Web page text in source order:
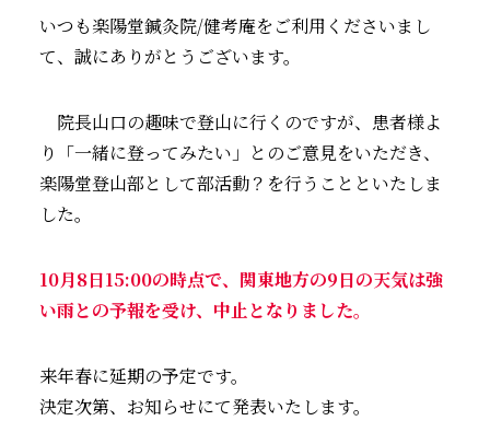
いつも楽陽堂鍼灸院/健考庵をご利用くださいまし
て、誠にありがとうございます。
院長山口の趣味で登山に行くのですが、患者様よ
り「一緒に登ってみたい」とのご意見をいただき、
楽陽堂登山部として部活動？を行うことといたしま
した。
10月8日15:00の時点で、関東地方の9日の天気は強
い雨との予報を受け、中止となりました。
来年春に延期の予定です。
決定次第、お知らせにて発表いたします。